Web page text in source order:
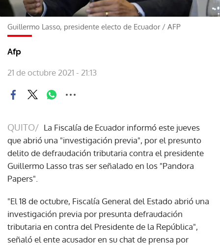
Guillermo Lasso, presidente electo de Ecuador/ AFP
Afp
21 de octubre 2021 - 21:13
QUITO/ La Fiscalía de Ecuador informó este jueves
que abrió una "investigación previa", por el presunto
delito de defraudación tributaria contra el presidente
Guillermo Lasso tras ser señalado en los "Pandora
Papers".
"El 18 de octubre, Fiscalía General del Estado abrió una
investigación previa por presunta defraudación
tributaria en contra del Presidente de la República",
señaló el ente acusador en su chat de prensa por